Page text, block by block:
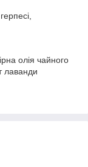
олія чайного
лаванди